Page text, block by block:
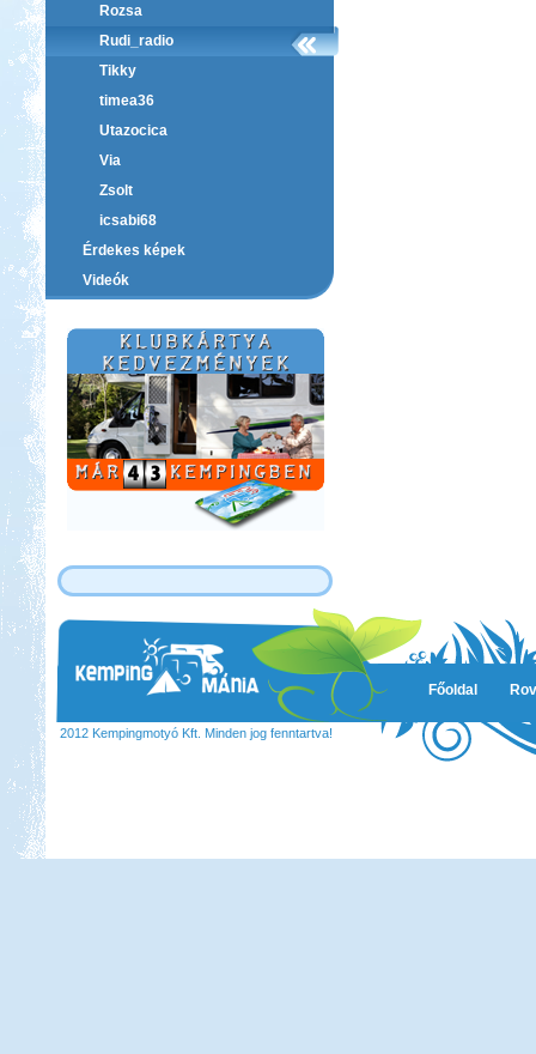
Rozsa
Rudi_radio
Tikky
timea36
Utazocica
Via
Zsolt
icsabi68
Érdekes képek
Videók
Főoldal
2012 Kempingmotyó Kft. Minden jog fenntartva!